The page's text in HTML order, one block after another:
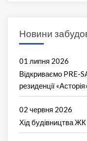
Новини
01 липня 2026
Відкриваємо PRE-
резиденції
02 червня 2026
Хід будівництва